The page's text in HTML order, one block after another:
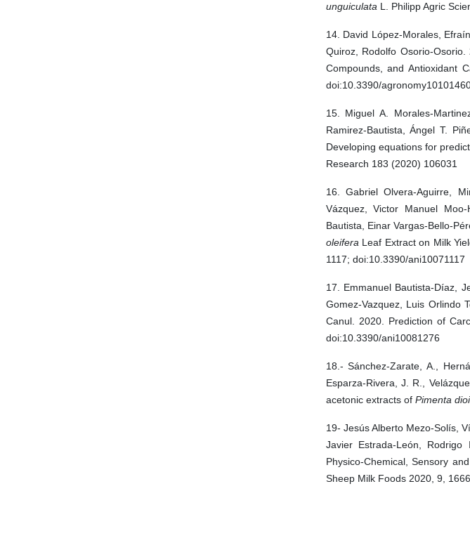
unguiculata L. Philipp Agric
14. David López-Morales,
Quiroz, Rodolfo Osorio-
Compounds, and Antioxidant
doi:10.3390/
15. Miguel A. Morales-
Ramirez-Bautista, Ángel T.
Developing equations for
Research 183 (2020) 106031
16. Gabriel Olvera-Aguirre,
Vázquez, Victor Manuel
Bautista, Einar Vargas-Bello-
oleifera Leaf Extract on Milk
1117; doi:10.3390/ani10071117
17. Emmanuel Bautista-Díaz,
Gomez-Vazquez, Luis Orlindo
Canul. 2020. Prediction of
doi:10.3390/ani10081276
18.- Sánchez-Zarate, A.,
Esparza-Rivera, J. R.,
acetonic extracts of Pimenta
19- Jesús Alberto Mezo-Solís,
Javier Estrada-León, Rodrigo
Physico-Chemical, Sensory
Sheep Milk Foods 2020, 9,